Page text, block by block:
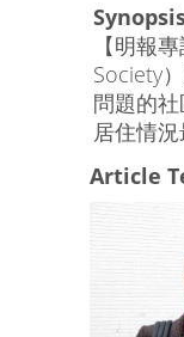
【明報
Society
問題的
居住情
Article